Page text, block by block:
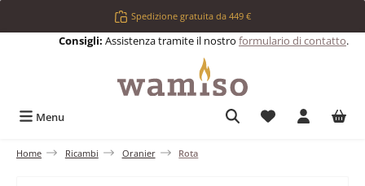
Passa al contenuto principaleSpedizione gratuita da 449 €
Consigli: Assistenza tramite il nostro formulario di contatto.
Menu Hai 0 articoli
Home Ricambi Oranier Rota